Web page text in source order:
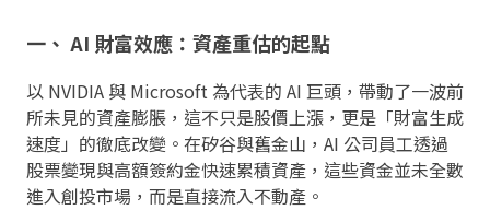
一、 AI 財富效應：資產重估的起點
以 NVIDIA 與 Microsoft 為代表的 AI 巨頭，帶動了一波前
所未見的資產膨脹，這不只是股價上漲，更是「財富生成
速度」的徹底改變。在矽谷與舊金山，AI 公司員工透過
股票變現與高額簽約金快速累積資產，這些資金並未全數
進入創投市場，而是直接流入不動產。